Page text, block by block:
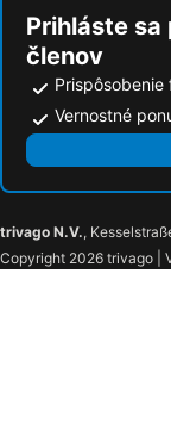
Prihláste
členov
Prispôsobenie
Vernostné
trivago N.V.,
Copyright 2026 trivago |